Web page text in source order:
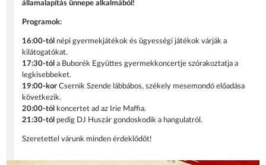
államalapítás ünnepe alkalmából!
Programok:
16:00-tól népi gyermekjátékok és ügyességi játékok várják a
kilátogatókat.
17:30-tól a Buborék Együttes gyermekkoncertje szórakoztatja a
legkisebbeket.
19:00-korCsernik Szende lábbábos, székely mesemondó előadása
következik.
20:00-tól
koncertet ad az Irie Maffia.
21:30-tól pedig DJ Huszár gondoskodik a hangulatról.
Szeretettel várunk minden érdeklődőt!